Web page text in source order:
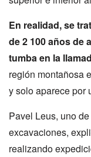
En realidad, se
de 2 100 años de
tumba en la
región montañosa
y solo aparece por
Pavel Leus, uno
excavaciones,
realizando